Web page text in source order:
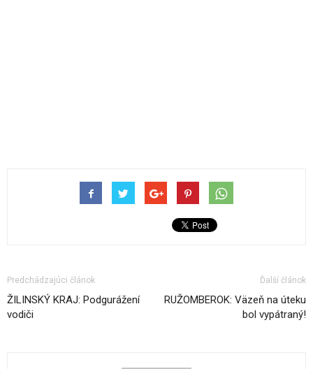
Predchádzajúci článok
ŽILINSKÝ KRAJ: Podgurážení
vodiči
Ďalší článok
RUŽOMBEROK: Väzeň na úteku
bol vypátraný!